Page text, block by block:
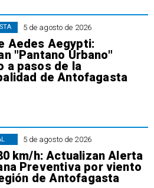
5 de agosto de 2026
Aedes Aegypti:
"Pantano Urbano"
a pasos de la
de Antofagasta
5 de agosto de 2026
km/h: Actualizan Alerta
Preventiva por viento
de Antofagasta